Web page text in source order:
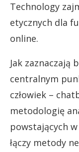
Technology
etycznych dla
online.
Jak zaznaczają
centralnym
człowiek –
metodologię
powstających
łączy metody